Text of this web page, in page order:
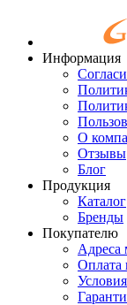
Информация
О
Отзывы
Блог
Продукция
Каталог
Бренды
Покупателю
Адреса
Оплата